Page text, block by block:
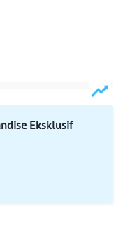
Eksklusif